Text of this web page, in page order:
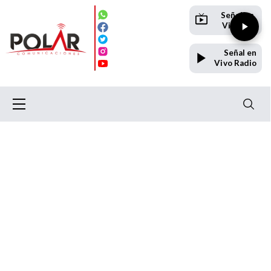
Señal en
Vivo TV
Señal en
Vivo Radio